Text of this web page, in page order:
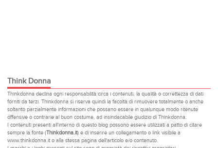
Think Donna
Thinkdonna declina ogni responsabilità circa i contenuti, la qualità o correttezza di dati
forniti da terzi. Thinkdonna si riserva quindi la facoltà di rimuovere totalmente o anche
soltanto parzialmente informazioni che possano essere in qualunque modo ritenute
offensive o contrarie al buon costume, ad insindacabile giudizio di Thinkdonna.
I contenuti presenti all'interno di questo blog possono essere utilizzati a patto di citare
sempre la fonte (Thinkdonna.it) e di inserire un collegamento o link visibile a
www.thinkdonna.it o alla stessa pagina dell'articolo e/o contenuto.